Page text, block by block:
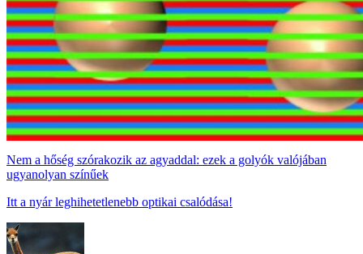
Nem a hőség szórakozik az agyaddal: ezek a golyók valójában
ugyanolyan színűek
Itt a nyár leghihetetlenebb optikai csalódása!